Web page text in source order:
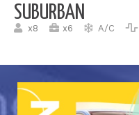
SUBURBAN
x8 x6 A/C